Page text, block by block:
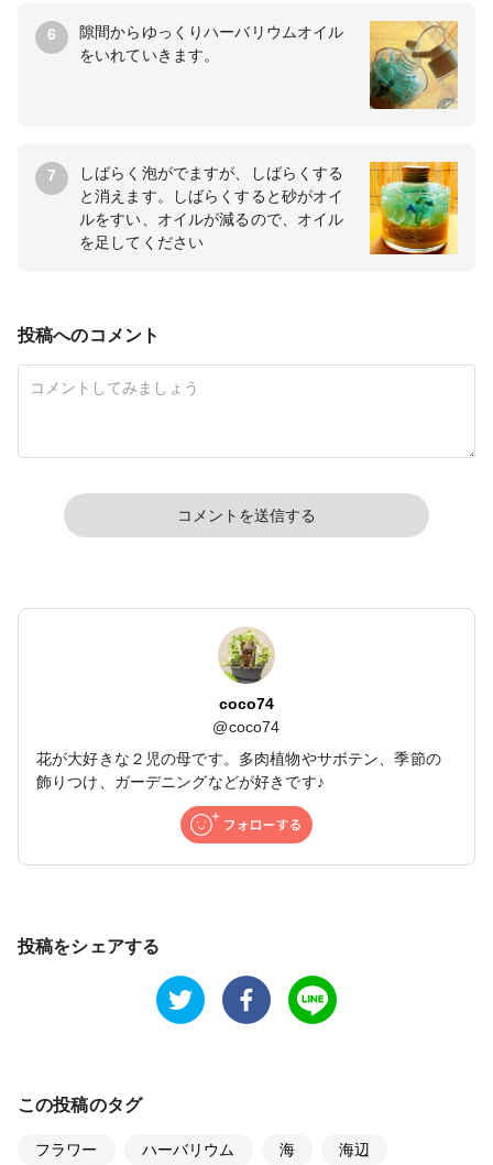
6
隙間からゆっくりハーバリウムオイル
をいれていきます。
7
しばらく泡がでますが、しばらくする
と消えます。しばらくすると砂がオイ
ルをすい、オイルが減るので、オイル
を足してください
投稿へのコメント
コメントを送信する
coco74
@coco74
花が大好きな２児の母です。多肉植物やサボテン、季節の
飾りつけ、ガーデニングなどが好きです♪
投稿をシェアする
この投稿のタグ
フラワー ハーバリウム 海 海辺